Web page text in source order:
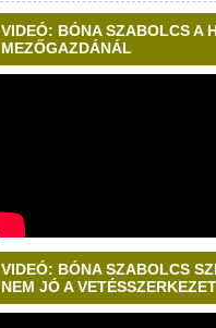
VIDEÓ: BÓNA SZABOLCS A
MEZŐGAZDÁNÁL
VIDEÓ: BÓNA SZABOLCS
NEM JÓ A VETÉSSZERKEZET